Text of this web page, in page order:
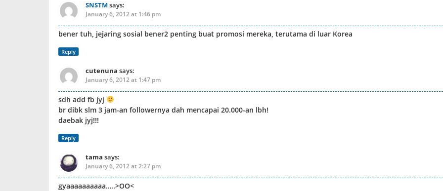
SNSTMsays:
January 6, 2012 at 1:46 pm
bener tuh, jejaring sosial bener2 penting buat promosi mereka, terutama di luar Korea
Reply
cutenuna says:
January 6, 2012 at 1:47 pm
sdh add fb jyj
br dibk slm 3 jam-an followernya dah mencapai 20.000-an lbh!
daebak jyj!!!
Reply
tama says:
January 6, 2012 at 2:27 pm
gyaaaaaaaaaa…..>OO<